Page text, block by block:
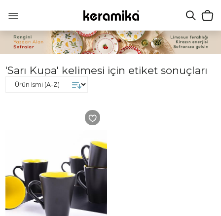
'Sarı Kupa' kelimesi için etiket sonuçları